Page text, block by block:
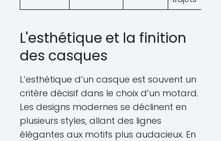
L'esthétique et la finition
des casques
L’esthétique d’un casque est souvent un
critère décisif dans le choix d’un motard.
Les designs modernes se déclinent en
plusieurs styles, allant des lignes
élégantes aux motifs plus audacieux. En